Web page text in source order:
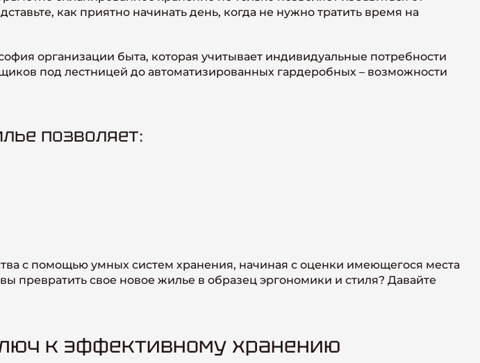
как приятно начинать день, когда не нужно тратить время на
организации быта, которая учитывает индивидуальные потребности
под лестницей до автоматизированных гардеробных – возможности
позволяет:
с помощью умных систем хранения, начиная с оценки имеющегося места
превратить свое новое жилье в образец эргономики и стиля? Давайте
к эффективному хранению